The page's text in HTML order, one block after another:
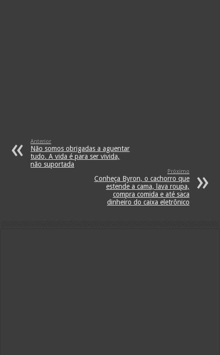
Anterior
Não somos obrigadas a aguentar
tudo. A vida é para ser vivida,
não suportada
Próximo
Conheça Byron, o cachorro que
estende a cama, lava roupa,
compra comida e até saca
dinheiro do caixa eletrônico